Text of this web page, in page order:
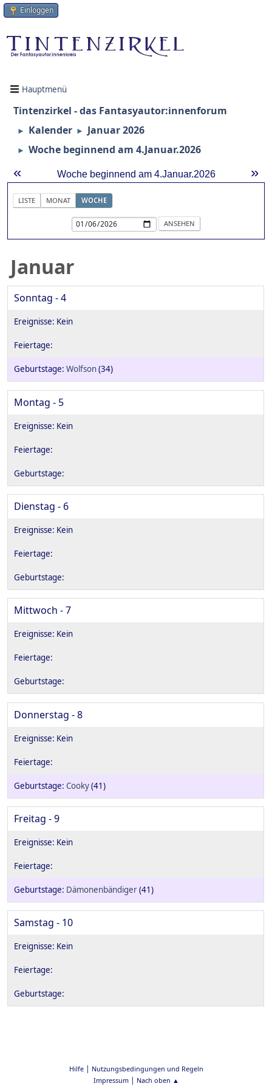
Einloggen
Hauptmenü
Tintenzirkel - das Fantasyautor:innenforum
► Kalender ► Januar 2026
► Woche beginnend am 4.Januar.2026
« »
Woche beginnend am 4.Januar.2026
LISTE MONAT WOCHE
Januar
Sonntag - 4
Wolfson(34)
Montag - 5
Dienstag - 6
Mittwoch - 7
Donnerstag - 8
Cooky(41)
Freitag - 9
Dämonenbändiger(41)
Samstag - 10
Hilfe| Nutzungsbedingungen und Regeln
Impressum| Nach oben ▲